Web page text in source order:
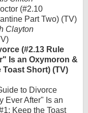
(#2.10
Part Two) (TV)
Clayton
(#2.13 Rule
Is an Oxymoron &
Toast Short) (TV)
to Divorce
Ever After" Is an
Keep the Toast